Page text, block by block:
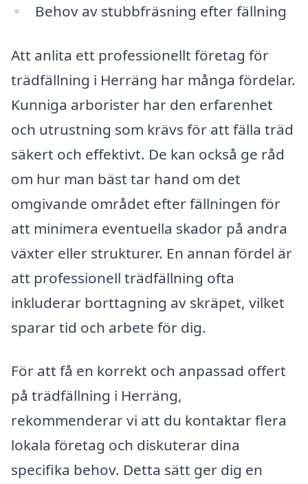
Behov av stubbfräsning efter fällning
Att anlita ett professionellt företag för
trädfällning i Herräng har många fördelar.
Kunniga arborister har den erfarenhet
och utrustning som krävs för att fälla träd
säkert och effektivt. De kan också ge råd
om hur man bäst tar hand om det
omgivande området efter fällningen för
att minimera eventuella skador på andra
växter eller strukturer. En annan fördel är
att professionell trädfällning ofta
inkluderar borttagning av skräpet, vilket
sparar tid och arbete för dig.
För att få en korrekt och anpassad offert
på trädfällning i Herräng,
rekommenderar vi att du kontaktar flera
lokala företag och diskuterar dina
specifika behov. Detta sätt ger dig en